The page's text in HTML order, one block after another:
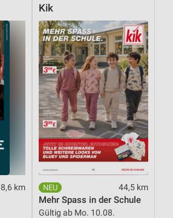
8,6 km
Kik
44,5 km
Mehr Spass in der Schule
Gültig ab Mo. 10.08.